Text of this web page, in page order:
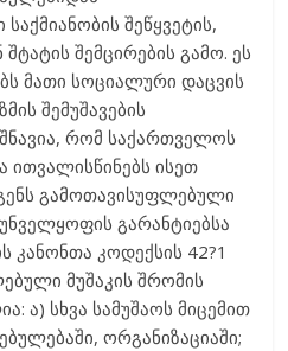
შეწყვეტის,
შემცირების გამო. ეს
მათი სოციალური დაცვის
შემუშავების
რომ საქართველოს
ისეთ
გამოთავისუფლებული
გარანტიებსა
კანონთა კოდექსის 42?1
მუშაკის შრომის
ა) სხვა სამუშაოს მიცემით
ორგანიზაციაში;